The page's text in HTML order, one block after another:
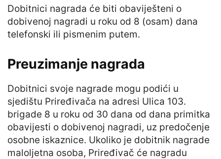
Dobitnici nagrada će biti obaviješteni o
dobivenoj nagradi u roku od 8 (osam) dana
telefonski ili pismenim putem.
Preuzimanje nagrada
Dobitnici svoje nagrade mogu podići u
sjedištu Priređivača na adresi Ulica 103.
brigade 8 u roku od 30 dana od dana primitka
obavijesti o dobivenoj nagradi, uz predočenje
osobne iskaznice. Ukoliko je dobitnik nagrade
maloljetna osoba, Priređivač će nagradu